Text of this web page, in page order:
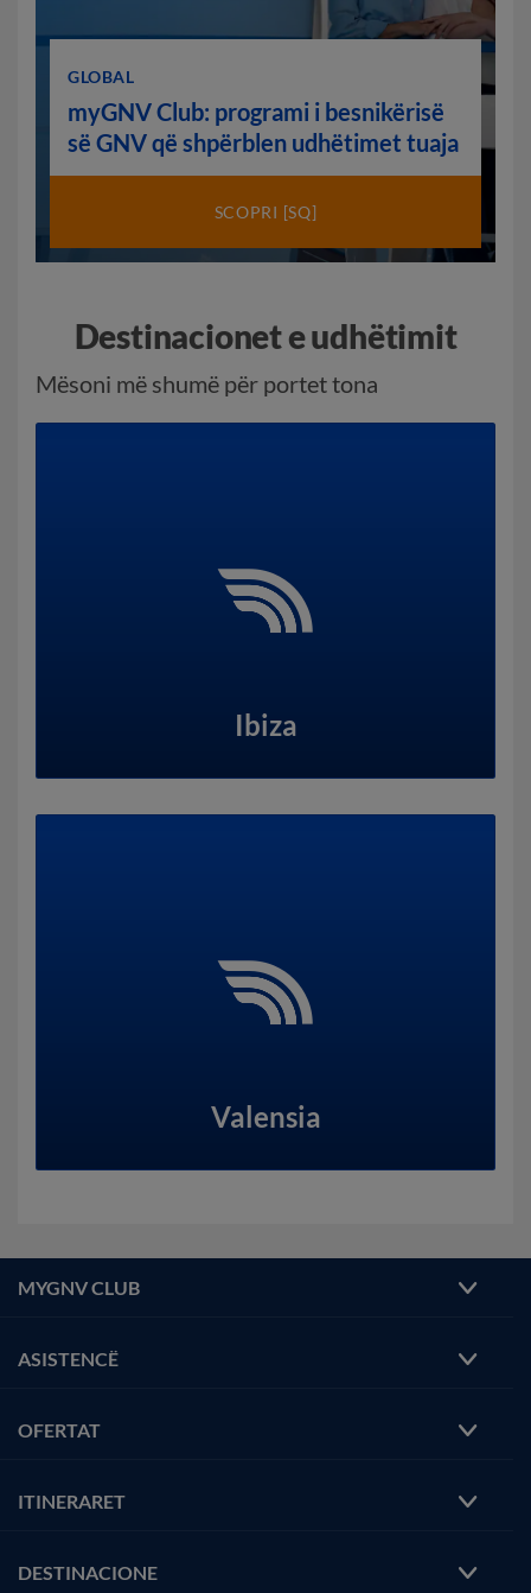
GLOBAL
myGNV Club: programi i besnikërisë
së GNV që shpërblen udhëtimet tuaja
SCOPRI [SQ]
Destinacionet e udhëtimit
Mësoni më shumë për portet tona
Ibiza
Valensia
MYGNV CLUB
ASISTENCË
OFERTAT
ITINERARET
DESTINACIONE